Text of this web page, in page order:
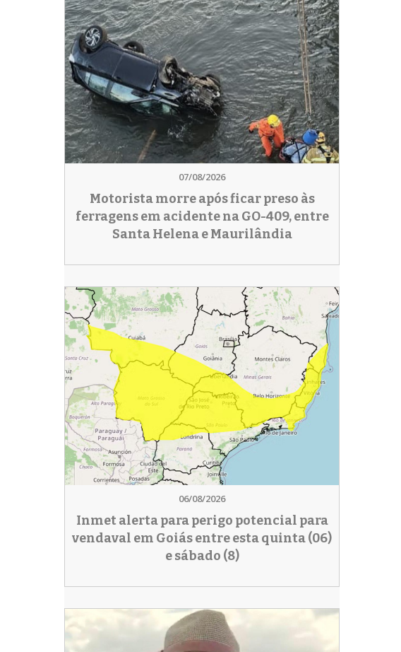
07/08/2026
Motorista morre após ficar preso às
ferragens em acidente na GO-409, entre
Santa Helena e Maurilândia
06/08/2026
Inmet alerta para perigo potencial para
vendaval em Goiás entre esta quinta (06)
e sábado (8)